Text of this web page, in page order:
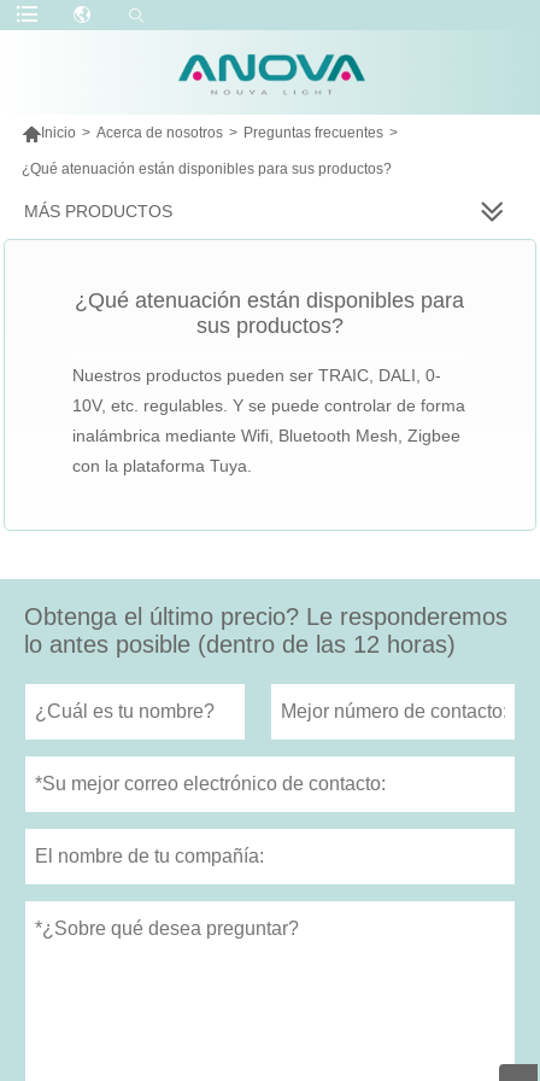
Inicio > Acerca de nosotros > Preguntas frecuentes >
¿Qué atenuación están disponibles para sus productos?
MÁS PRODUCTOS
¿Qué atenuación están disponibles para
sus productos?
Nuestros productos pueden ser TRAIC, DALI, 0-
10V, etc. regulables. Y se puede controlar de forma
inalámbrica mediante Wifi, Bluetooth Mesh, Zigbee
con la plataforma Tuya.
Obtenga el último precio? Le responderemos
lo antes posible (dentro de las 12 horas)